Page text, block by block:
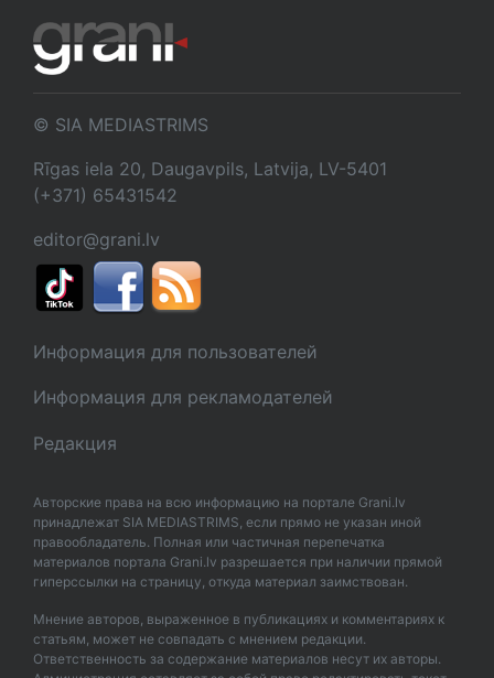
© SIA MEDIASTRIMS
Rīgas iela 20, Daugavpils, Latvija, LV-5401
(+371) 65431542
editor@grani.lv
Информация для пользователей
Информация для рекламодателей
Редакция
Авторские права на всю информацию на портале Grani.lv
принадлежат SIA MEDIASTRIMS, если прямо не указан иной
правообладатель. Полная или частичная перепечатка
материалов портала Grani.lv разрешается при наличии прямой
гиперссылки на страницу, откуда материал заимствован.
Мнение авторов, выраженное в публикациях и комментариях к
статьям, может не совпадать с мнением редакции.
Ответственность за содержание материалов несут их авторы.